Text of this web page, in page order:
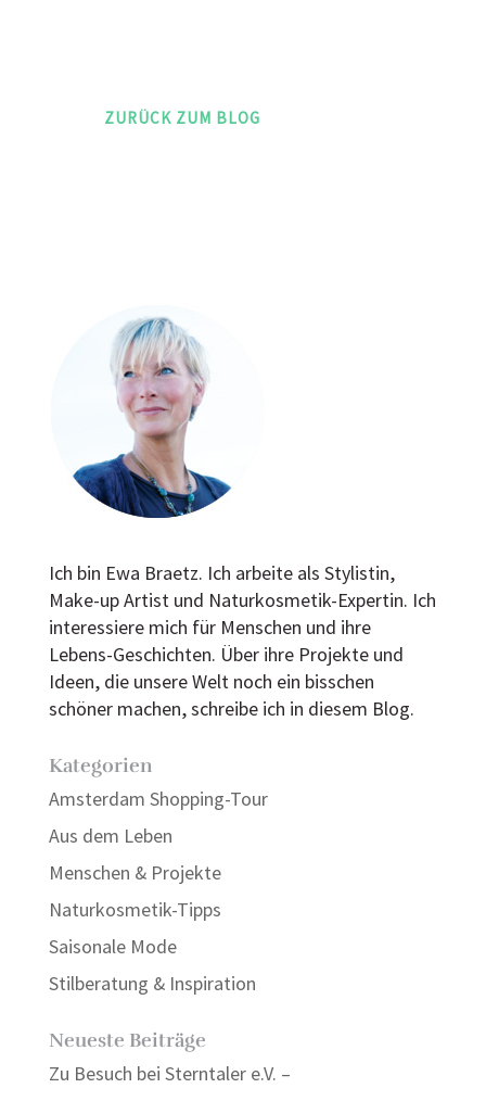
ZURÜCK ZUM BLOG
Ich bin Ewa Braetz. Ich arbeite als Stylistin,
Make-up Artist und Naturkosmetik-Expertin. Ich
interessiere mich für Menschen und ihre
Lebens-Geschichten. Über ihre Projekte und
Ideen, die unsere Welt noch ein bisschen
schöner machen, schreibe ich in diesem Blog.
Kategorien
Amsterdam Shopping-Tour
Aus dem Leben
Menschen & Projekte
Naturkosmetik-Tipps
Saisonale Mode
Stilberatung & Inspiration
Neueste Beiträge
Zu Besuch bei Sterntaler e.V. –